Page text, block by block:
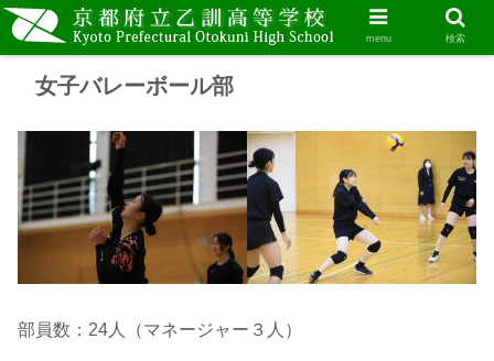
女子バレーボール部
部員数：24人（マネージャー３人）
menu 検索